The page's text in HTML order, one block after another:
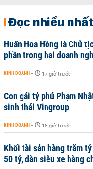
Đọc nhiều nhất
Huấn Hoa Hồng là Chủ
phần trong hai doanh
KINH DOANH - 17 giờ trước
Con gái tỷ phú Phạm
sinh thái Vingroup
KINH DOANH - 18 giờ trước
Khối tài sản hàng trăm
50 tỷ, dàn siêu xe hàng